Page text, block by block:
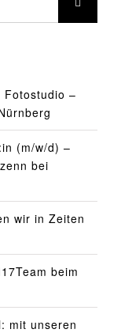
Fotostudio –
(m/w/d) –
bei
wir in Zeiten
beim
mit unseren